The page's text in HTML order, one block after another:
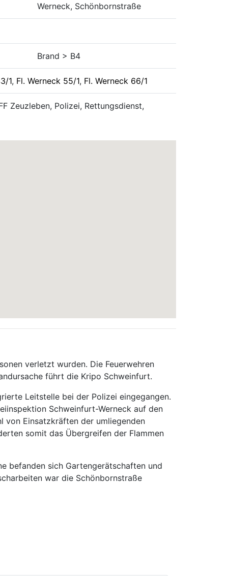
Werneck, Schönbornstraße
Brand > B4
1, Fl. Werneck 55/1, Fl. Werneck 66/1
Zeuzleben, Polizei, Rettungsdienst,
verletzt wurden. Die Feuerwehren
führt die Kripo Schweinfurt.
Leitstelle bei der Polizei eingegangen.
Schweinfurt-Werneck auf den
von Einsatzkräften der umliegenden
somit das Übergreifen der Flammen
befanden sich Gartengerätschaften und
war die Schönbornstraße